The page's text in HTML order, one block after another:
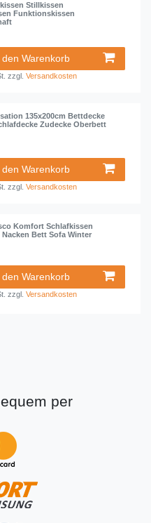
Stillkissen
Funktionskissen
den Warenkorb
zzgl.Versandkosten
135x200cm Bettdecke
Zudecke Oberbett
den Warenkorb
zzgl.Versandkosten
Komfort Schlafkissen
Bett Sofa Winter
den Warenkorb
zzgl.Versandkosten
per